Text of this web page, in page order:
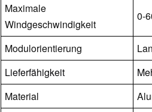
Maximale
Windgeschwindigkeit
0-
Modulorientierung
Lieferfähigkeit
Material